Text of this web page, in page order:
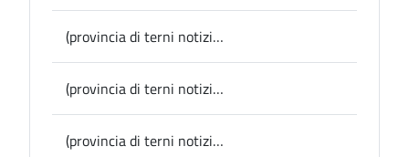
(provincia di terni notizie) Morte Giuliano Montaldo, Lucarelli: “Onorati di aver conosciuto una persona così affascinante e profonda che ha dato tanto a Narni”
(provincia di terni notizie) Narni, fino al 10 settembre il Festival dell’Ecologia Integrale e dell’Astronomia “Madre Terra Sorelle Stelle”
(provincia di terni notizie) Provincia, l’11 settembre il seminario sul nuovo Codice degli Appalti